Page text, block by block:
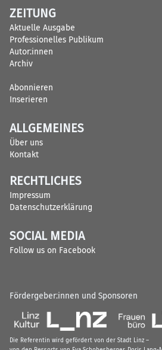
ZEITUNG
Aktuelle Ausgabe
Professionelles Publikum
Autor:innen
Archiv
Abonnieren
Inserieren
ALLGEMEINES
Über uns
Kontakt
RECHTLICHES
Impressum
Datenschutzerklärung
SOCIAL MEDIA
Follow us on Facebook
Fördergeber:innen und Sponsoren
Die Referentin wird gefördert von der Stadt Linz –